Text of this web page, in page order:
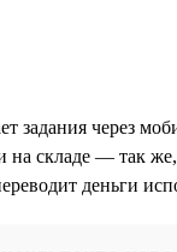
задания через
складе — так
деньги